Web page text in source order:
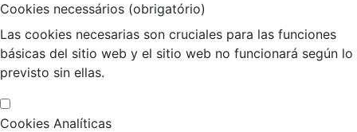
Cookies necessários (obrigatório)
Las cookies necesarias son cruciales para las funciones
básicas del sitio web y el sitio web no funcionará según lo
previsto sin ellas.
Cookies Analíticas